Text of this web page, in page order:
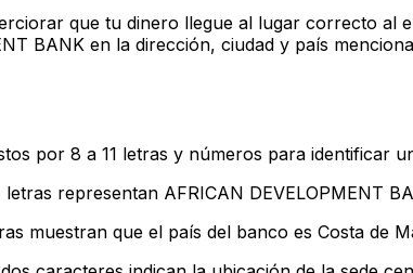
que tu dinero llegue al lugar correcto
BANK en la dirección, ciudad y país
por 8 a 11 letras y números para identificar
letras representan AFRICAN DEVELOPMENT
muestran que el país del banco es Costa de